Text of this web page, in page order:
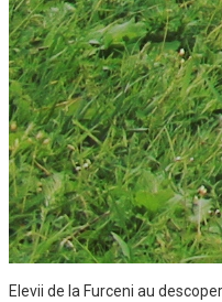
Elevii de la Furceni au